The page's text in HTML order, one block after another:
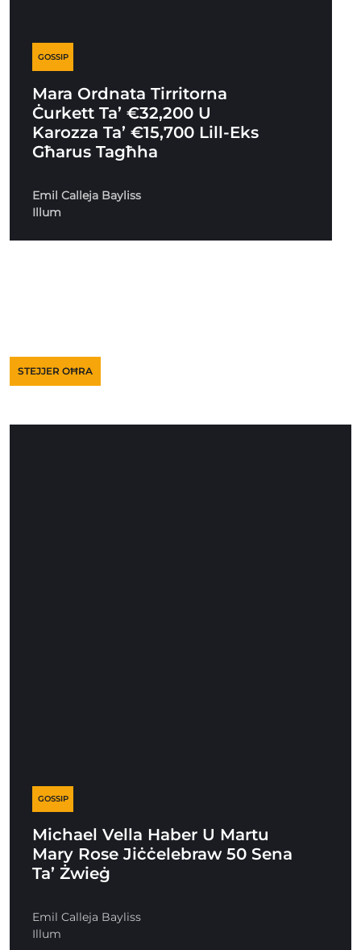
GOSSIP
Mara Ordnata Tirritorna
Ċurkett Ta’ €32,200 U
Karozza Ta’ €15,700 Lill-Eks
Għarus Tagħha
Emil Calleja Bayliss
Illum
STEJJER OĦRA
GOSSIP
Michael Vella Haber U Martu
Mary Rose Jiċċelebraw 50 Sena
Ta’ Żwieġ
Emil Calleja Bayliss
Illum